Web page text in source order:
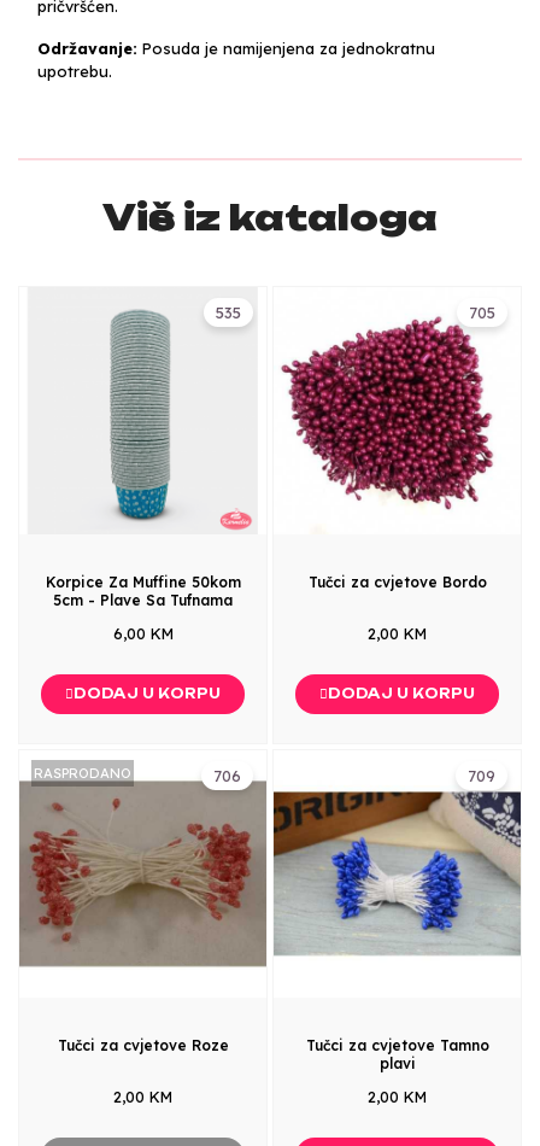
pričvršćen.
Održavanje: Posuda je namijenjena za jednokratnu
upotrebu.
Više iz kataloga
535
Korpice Za Muffine 50kom
5cm - Plave Sa Tufnama
6,00 KM
DODAJ U KORPU
705
Tučci za cvjetove Bordo
2,00 KM
DODAJ U KORPU
706
RASPRODANO
Tučci za cvjetove Roze
2,00 KM
709
Tučci za cvjetove Tamno
plavi
2,00 KM